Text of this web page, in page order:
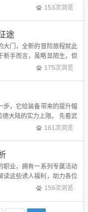
新副本的大门，一股神秘
153次浏览
途
大门，全新的冒险旅程就此
新手而言，虽略显陌生，但
。创建角色是起始点。D
175次浏览
步，它给装备带来的提升幅
大陆的实力上限。 先看武
把普通的史诗武器，经过
161次浏览
职业，拥有一系列专属活动
读这些诱人福利，助力各位
戏，便被赠予海量经验胶
159次浏览